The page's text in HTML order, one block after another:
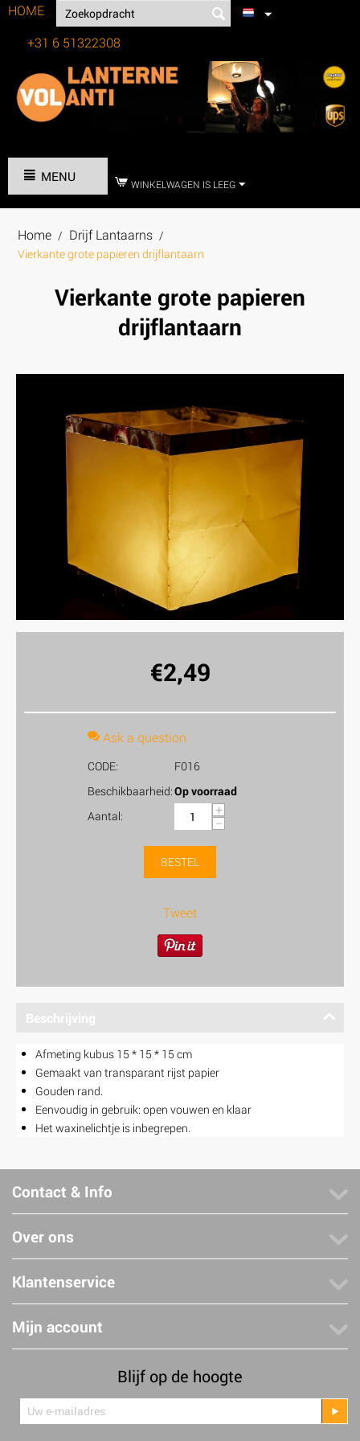
HOME
+31 6 51322308
MENU WINKELWAGEN IS LEEG
Home / Drijf Lantaarns /
Vierkante grote papieren drijflantaarn
Vierkante grote papieren
drijflantaarn
€2,49
Ask a question
CODE:
F016
Beschikbaarheid:Op voorraad
Aantal:
+
−
BESTEL
Tweet
Beschrijving
Afmeting kubus 15 * 15 * 15 cm
Gemaakt van transparant rijst papier
Gouden rand.
Eenvoudig in gebruik: open vouwen en klaar
Het waxinelichtje is inbegrepen.
Contact & Info
Over ons
Klantenservice
Mijn account
Blijf op de hoogte